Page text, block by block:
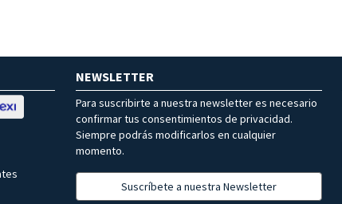
NEWSLETTER
Para suscribirte a nuestra newsletter es necesario
confirmar tus consentimientos de privacidad.
Siempre podrás modificarlos en cualquier
momento.
Suscríbete a nuestra Newsletter